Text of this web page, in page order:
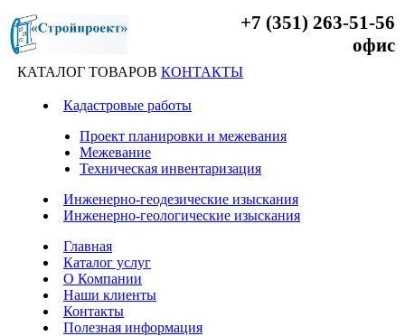
+7 (351) 263-51-56
офис
КАТАЛОГ ТОВАРОВ КОНТАКТЫ
Кадастровые работы
Проект планировки и межевания
Межевание
Техническая инвентаризация
Инженерно-геодезические изыскания
Инженерно-геологические изыскания
Главная
Каталог услуг
О Компании
Наши клиенты
Контакты
Полезная информация